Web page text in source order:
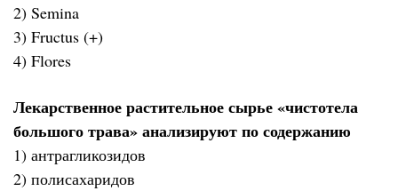
2) Semina
3) Fructus (+)
4) Flores
Лекарственное растительное сырье «чистотела
большого трава» анализируют по содержанию
1) антрагликозидов
2) полисахаридов